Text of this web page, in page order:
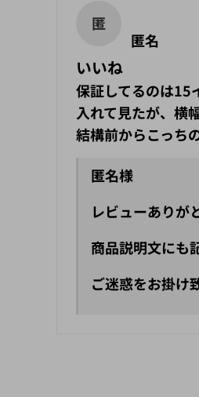
匿
匿名
いいね
保証してるのは15
入れて見たが、横
結構前からこっち
匿名様
レビューありが
商品説明文にも
ご迷惑をお掛け